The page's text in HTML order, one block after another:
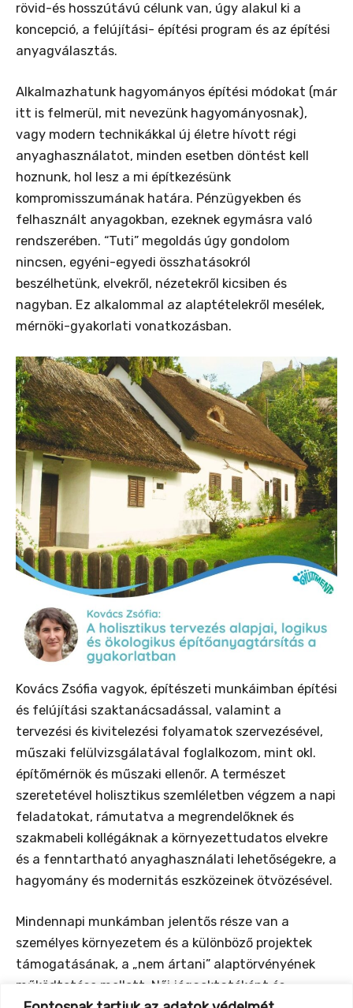
rövid-és hosszútávú célunk van, úgy alakul ki a
koncepció, a felújítási- építési program és az építési
anyagválasztás.
Alkalmazhatunk hagyományos építési módokat (már
itt is felmerül, mit nevezünk hagyományosnak),
vagy modern technikákkal új életre hívott régi
anyaghasználatot, minden esetben döntést kell
hoznunk, hol lesz a mi építkezésünk
kompromisszumának határa. Pénzügyekben és
felhasznált anyagokban, ezeknek egymásra való
rendszerében. “Tuti” megoldás úgy gondolom
nincsen, egyéni-egyedi összhatásokról
beszélhetünk, elvekről, nézetekről kicsiben és
nagyban. Ez alkalommal az alaptételekről mesélek,
mérnöki-gyakorlati vonatkozásban.
Kovács Zsófia vagyok, építészeti munkáimban építési
és felújítási szaktanácsadással, valamint a
tervezési és kivitelezési folyamatok szervezésével,
műszaki felülvizsgálatával foglalkozom, mint okl.
építőmérnök és műszaki ellenőr. A természet
szeretetével holisztikus szemléletben végzem a napi
feladatokat, rámutatva a megrendelőknek és
szakmabeli kollégáknak a környezettudatos elvekre
és a fenntartható anyaghasználati lehetőségekre, a
hagyomány és modernitás eszközeinek ötvözésével.
Mindennapi munkámban jelentős része van a
személyes környezetem és a különböző projektek
támogatásának, a „nem ártani” alaptörvényének
működtetése mellett: Női jógaoktatóként és